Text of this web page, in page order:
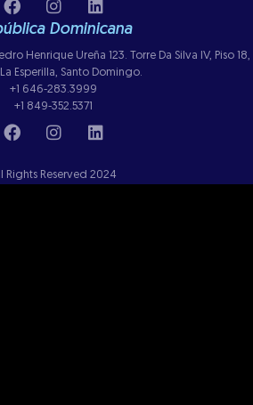
Dominicana
Henrique Ureña 123. Torre Da Silva IV, Piso 18,
Esperilla, Santo Domingo.
+1 646-283.3999
+1 849-352.5371
Rights Reserved 2024